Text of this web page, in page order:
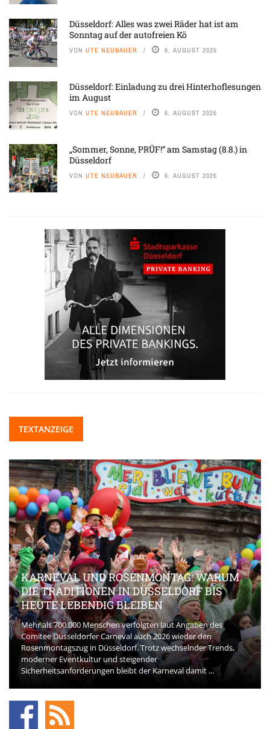
Düsseldorf: Alles was zwei Räder hat ist am
Sonntag auf der autofreien Kö
VON UTE NEUBAUER 6. AUGUST 2026
Düsseldorf: Einladung zu drei Hinterhoflesungen
im August
VON UTE NEUBAUER 6. AUGUST 2026
„Sommer, Sonne, PRÜF!“ am Samstag (8.8.) in
Düsseldorf
VON UTE NEUBAUER 6. AUGUST 2026
TEXTANZEIGE
KARNEVAL UND ROSENMONTAG: WARUM
DIE TRADITIONEN IN DÜSSELDORF BIS
HEUTE LEBENDIG BLEIBEN
Mehr als 700.000 Menschen verfolgten laut Angaben des
Comitee Düsseldorfer Carneval auch 2026 wieder den
Rosenmontagszug in Düsseldorf. Trotz wechselnder Trends,
moderner Eventkultur und steigender
Sicherheitsanforderungen bleibt der Karneval damit ...